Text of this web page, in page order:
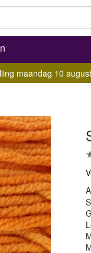
maandag 10